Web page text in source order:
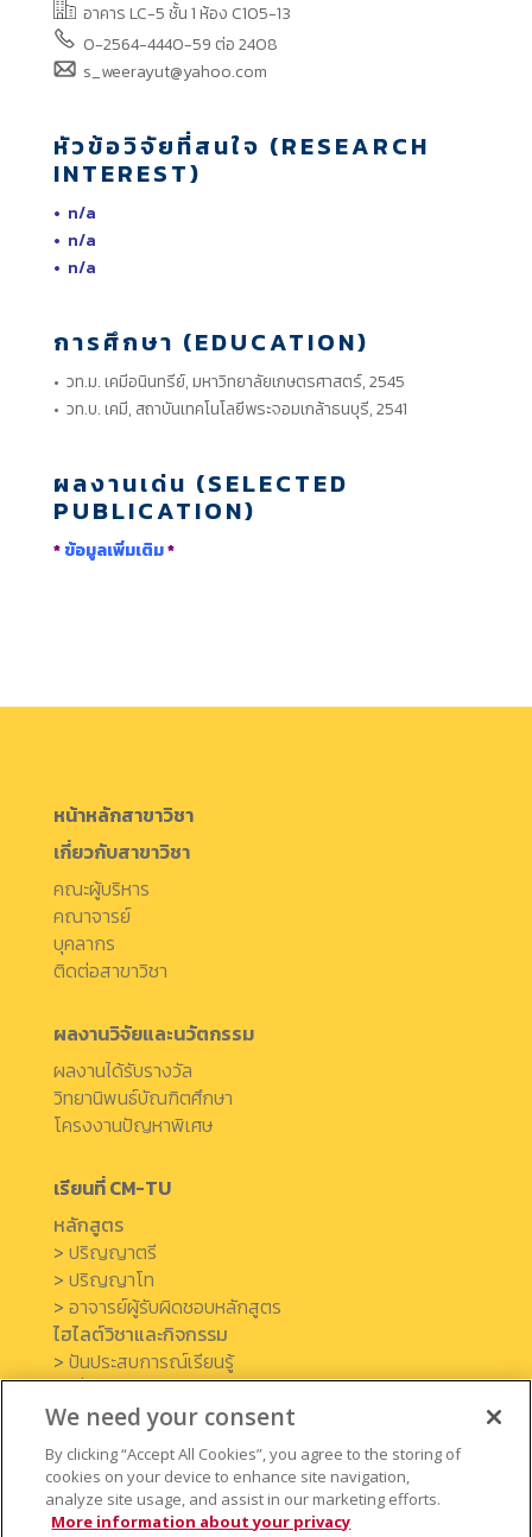
อาคาร LC-5 ชั้น 1 ห้อง C105-13
0-2564-4440-59 ต่อ 2408
s_weerayut@yahoo.com
หัวข้อวิจัยที่สนใจ (RESEARCH
INTEREST)
• n/a
• n/a
• n/a
การศึกษา (EDUCATION)
• วท.ม. เคมีอนินทรีย์, มหาวิทยาลัยเกษตรศาสตร์, 2545
• วท.บ. เคมี, สถาบันเทคโนโลยีพระจอมเกล้าธนบุรี, 2541
ผลงานเด่น (SELECTED
PUBLICATION)
*ข้อมูลเพิ่มเติม*
หน้าหลักสาขาวิชา
เกี่ยวกับสาขาวิชา
คณะผู้บริหาร
คณาจารย์
บุคลากร
ติดต่อสาขาวิชา
ผลงานวิจัยและนวัตกรรม
ผลงานได้รับรางวัล
วิทยานิพนธ์บัณฑิตศึกษา
โครงงานปัญหาพิเศษ
เรียนที่ CM-TU
หลักสูตร
> ปริญญาตรี
> ปริญญาโท
> อาจารย์ผู้รับผิดชอบหลักสูตร
ไฮไลต์วิชาและกิจกรรม
> ปันประสบการณ์เรียนรู้
>เรื่องราวจากศิษย์เก่า
>เครือข่ายความร่วมมือ
ข่าวและกิจกรรม
We need your consent
By clicking “Accept All Cookies”, you agree to the storing of
cookies on your device to enhance site navigation,
analyze site usage, and assist in our marketing efforts.
More information about your privacy